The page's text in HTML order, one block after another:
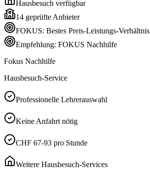
Hausbesuch verfügbar
14 geprüfte Anbieter
FOKUS: Bestes Preis-Leistungs-Verhältnis
Empfehlung: FOKUS Nachhilfe
Fokus Nachhilfe
Hausbesuch-Service
Professionelle Lehrerauswahl
Keine Anfahrt nötig
CHF 67-93 pro Stunde
Weitere Hausbesuch-Services